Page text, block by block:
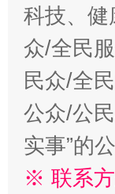
科技、
众/全民
民众/全
公众/公
实事”的
※ 联系方